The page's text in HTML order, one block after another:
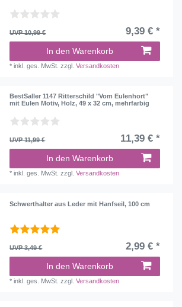
UVP 10,99 € 9,39 € *
In den Warenkorb
*inkl. ges. MwSt. zzgl.Versandkosten
BestSaller 1147 Ritterschild "Vom Eulenhort"
mit Eulen Motiv, Holz, 49 x 32 cm, mehrfarbig
UVP 11,99 € 11,39 € *
In den Warenkorb
*inkl. ges. MwSt. zzgl.Versandkosten
Schwerthalter aus Leder mit Hanfseil, 100 cm
UVP 3,49 € 2,99 € *
In den Warenkorb
*inkl. ges. MwSt. zzgl.Versandkosten